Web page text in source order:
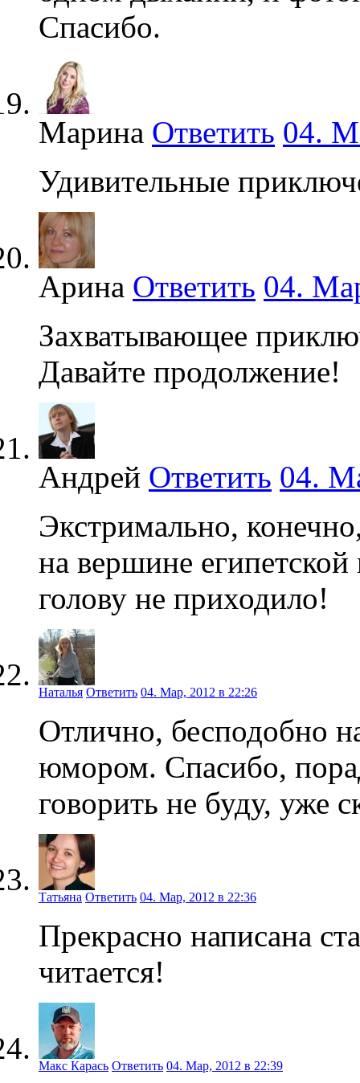
Спасибо.
Марина Ответить 04.
Удивительные
Арина Ответить 04.
Захватывающее
Давайте продолжение!
Андрей Ответить 04.
Экстримально,
на вершине
голову не приходило!
Наталья Ответить 04. Мар, 2012 в 22:26
Отлично, бесподобно
юмором. Спасибо,
говорить не буду, уже
Татьяна Ответить 04. Мар, 2012 в 22:36
Прекрасно написана
читается!
Макс Карась Ответить 04. Мар, 2012 в 22:39